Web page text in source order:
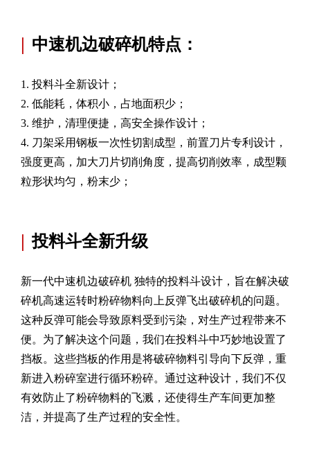
| 中速机边破碎机特点：
1. 投料斗全新设计；
2. 低能耗，体积小，占地面积少；
3. 维护，清理便捷，高安全操作设计；
4. 刀架采用钢板一次性切割成型，前置刀片专利设计，
强度更高，加大刀片切削角度，提高切削效率，成型颗
粒形状均匀，粉末少；
| 投料斗全新升级
新一代中速机边破碎机 独特的投料斗设计，旨在解决破
碎机高速运转时粉碎物料向上反弹飞出破碎机的问题。
这种反弹可能会导致原料受到污染，对生产过程带来不
便。为了解决这个问题，我们在投料斗中巧妙地设置了
挡板。这些挡板的作用是将破碎物料引导向下反弹，重
新进入粉碎室进行循环粉碎。通过这种设计，我们不仅
有效防止了粉碎物料的飞溅，还使得生产车间更加整
洁，并提高了生产过程的安全性。